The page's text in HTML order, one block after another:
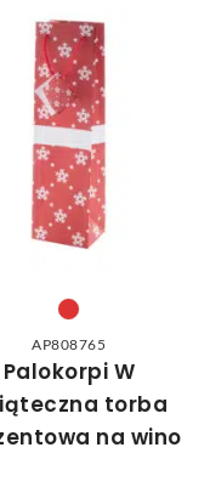
AP808765
Palokorpi W
torba
na wino